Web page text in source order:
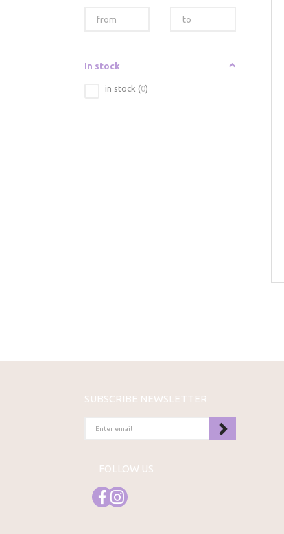
In stock
in stock (0)
SUBSCRIBE NEWSLETTER
EMAIL
FOLLOW US